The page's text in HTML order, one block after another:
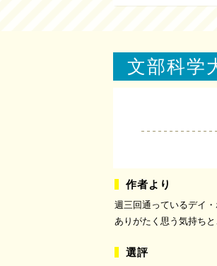
文部科学
週三回通っているデイ
ありがたく思う気持ち